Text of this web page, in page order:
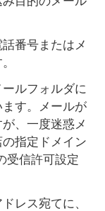
番号またはメ
ルフォルダに
す。メールが
、一度迷惑メ
指定ドメイン
受信許可設定
レス宛てに、